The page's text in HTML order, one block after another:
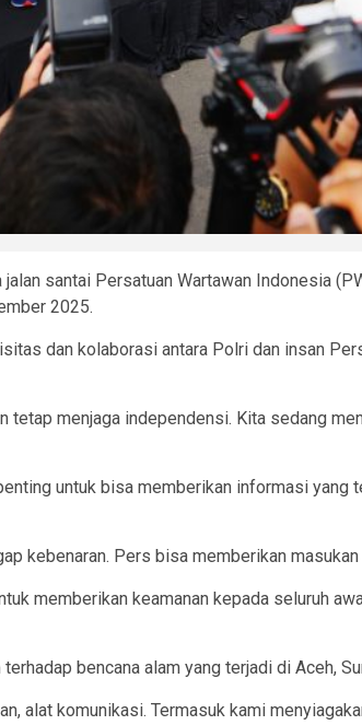
santai Persatuan Wartawan Indonesia
2025.
dan kolaborasi antara Polri dan insan
menjaga independensi. Kita sedang
untuk bisa memberikan informasi yang
kebenaran. Pers bisa memberikan
memberikan keamanan kepada seluruh
bencana alam yang terjadi di Aceh,
alat komunikasi. Termasuk kami